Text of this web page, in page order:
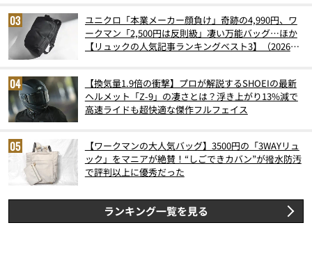
ユニクロ「本業メーカー顔負け」奇跡の4,990円、ワ
ークマン「2,500円は反則級」凄い万能バッグ…ほか
【リュックの人気記事ランキングベスト3】（2026年
【換気量1.9倍の衝撃】プロが解説するSHOEIの最新
ヘルメット「Z-9」の凄さとは？浮き上がり13%減で
高速ライドも超快適な傑作フルフェイス
【ワークマンの大人気バッグ】3500円の「3WAYリュ
ック」をマニアが絶賛！“しごできカバン”が撥水防汚
で評判以上に優秀だった
ランキング一覧を見る